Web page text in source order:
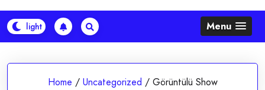
Menu
Home / Uncategorized / Görüntülü Show